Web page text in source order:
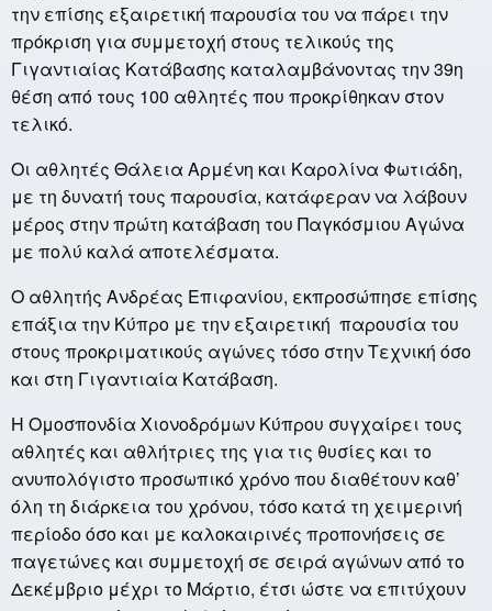
την επίσης εξαιρετική παρουσία του να πάρει την
πρόκριση για συμμετοχή στους τελικούς της
Γιγαντιαίας Κατάβασης καταλαμβάνοντας την 39η
θέση από τους 100 αθλητές που προκρίθηκαν στον
τελικό.
Οι αθλητές Θάλεια Αρμένη και Καρολίνα Φωτιάδη,
με τη δυνατή τους παρουσία, κατάφεραν να λάβουν
μέρος στην πρώτη κατάβαση του Παγκόσμιου Αγώνα
με πολύ καλά αποτελέσματα.
Ο αθλητής Ανδρέας Επιφανίου, εκπροσώπησε επίσης
επάξια την Κύπρο με την εξαιρετική παρουσία του
στους προκριματικούς αγώνες τόσο στην Τεχνική όσο
και στη Γιγαντιαία Κατάβαση.
Η Ομοσπονδία Χιονοδρόμων Κύπρου συγχαίρει τους
αθλητές και αθλήτριες της για τις θυσίες και το
ανυπολόγιστο προσωπικό χρόνο που διαθέτουν καθ’
όλη τη διάρκεια του χρόνου, τόσο κατά τη χειμερινή
περίοδο όσο και με καλοκαιρινές προπονήσεις σε
παγετώνες και συμμετοχή σε σειρά αγώνων από το
Δεκέμβριο μέχρι το Μάρτιο, έτσι ώστε να επιτύχουν